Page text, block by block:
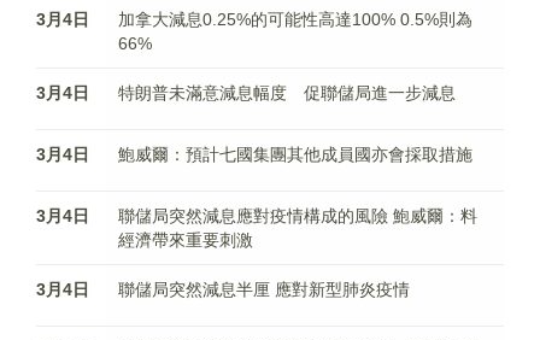
3月4日
加拿大減息0.25%的可能性高達100% 0.5%則為
66%
3月4日 特朗普未滿意減息幅度 促聯儲局進一步減息
3月4日 鮑威爾：預計七國集團其他成員國亦會採取措施
3月4日
聯儲局突然減息應對疫情構成的風險 鮑威爾：料
經濟帶來重要刺激
3月4日 聯儲局突然減息半厘 應對新型肺炎疫情